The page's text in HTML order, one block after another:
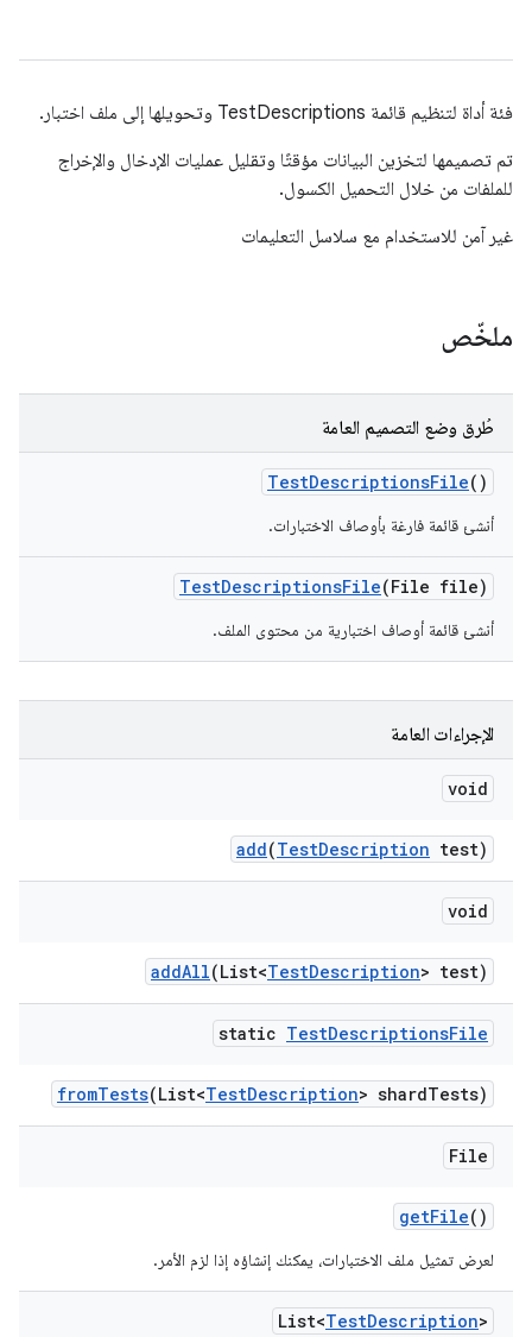
فئة أداة لتنظيم قائمة TestDescriptions وتحويلها إلى ملف اختبار.
تم تصميمها لتخزين البيانات مؤقتًا وتقليل عمليات الإدخال والإخراج
للملفات من خلال التحميل الكسول.
غير آمن للاستخدام مع سلاسل التعليمات
ملخّص
طُرق وضع التصميم العامة
TestDescriptionsFile()
أنشئ قائمة فارغة بأوصاف الاختبارات.
TestDescriptionsFile(File file)
أنشئ قائمة أوصاف اختبارية من محتوى الملف.
الإجراءات العامة
void
add(TestDescription test)
void
addAll(List<TestDescription> test)
static TestDescriptionsFile
fromTests(List<TestDescription> shardTests)
File
getFile()
لعرض تمثيل ملف الاختبارات، يمكنك إنشاؤه إذا لزم الأمر.
List<TestDescription>